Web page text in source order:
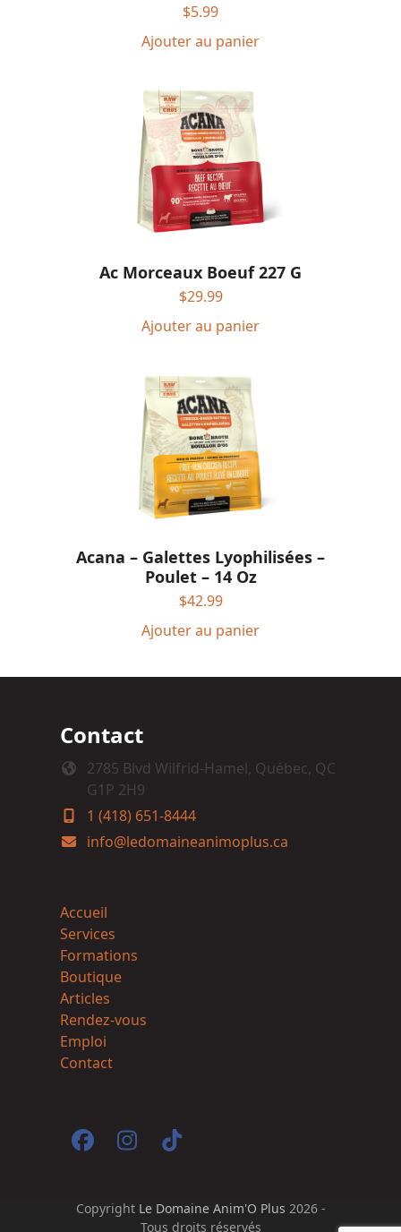
$5.99
Ajouter au panier
Ac Morceaux Boeuf 227 G
$29.99
Ajouter au panier
Acana – Galettes Lyophilisées –
Poulet – 14 Oz
$42.99
Ajouter au panier
Contact
2785 Blvd Wilfrid-Hamel, Québec, QC
G1P 2H9
1 (418) 651-8444
info@ledomaineanimoplus.ca
Accueil
Services
Formations
Boutique
Articles
Rendez-vous
Emploi
Contact
Facebook
Instagram
Tiktok
Copyright Le Domaine Anim'O Plus 2026 -
Tous droits réservés